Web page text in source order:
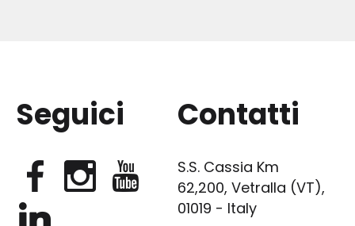
Seguici Contatti
S.S. Cassia Km
62,200, Vetralla (VT),
01019 - Italy